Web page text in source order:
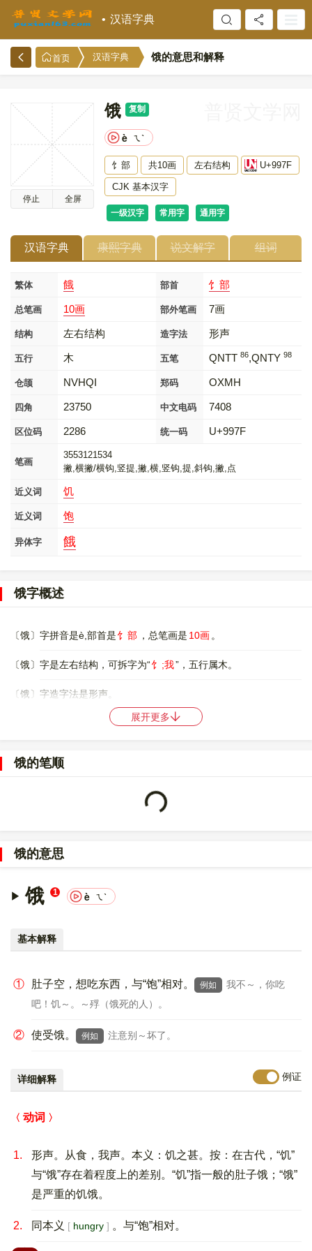
汉语字典
首页 汉语字典 饿的意思和解释
停止 全屏
饿 复制
è ㄟˋ
饣部 共10画 左右结构 U+997F
CJK 基本汉字
一级汉字 常用字 通用字
汉语字典 康熙字典 说文解字 组词
繁体 餓 部首 饣部
总笔画 10画 部外笔画 7画
结构 左右结构 造字法 形声
五行 木 五笔 QNTT 86,QNTY 98
仓颉 NVHQI 郑码 OXMH
四角 23750 中文电码 7408
区位码 2286 统一码 U+997F
笔画
3553121534
撇,横撇/横钩,竖提,撇,横,竖钩,提,斜钩,撇,点
近义词 饥
近义词 饱
异体字 餓
饿字概述
〔饿〕字拼音是è,部首是饣部 ，总笔画是 10画 。
〔饿〕字是左右结构，可拆字为“饣;我”，五行属木。
〔饿〕字造字法是形声。
NVHQI，五笔是QNTT 86,QNTY
，10进制：39295，UTF-32：
0000997F，UTF-8：E9 A5 BF。
展开更多
饿的笔顺 Loading...
饿的意思
饿 1 è ㄟˋ
基本解释
① 肚子空，想吃东西，与“饱”相对。 例如
我不～，你吃
吧！饥～。～殍（饿死的人）。
② 使受饿。 例如 注意别～坏了。
详细解释 例证
动词
1.
形声。从食，我声。本义：饥之甚。按：在古代，“饥”
与“饿”存在着程度上的差别。“饥”指一般的肚子饿；“饿”
是严重的饥饿。
2. 同本义 hungry 。与“饱”相对。